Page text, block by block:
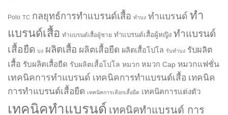
Polo TC กลยุทธ์การทำแบรนด์เสื้อ ทำบง ทำแบรนด์ ทำ
แบรนด์เสื้อ ทำแบรนด์เสื้อผู้ชาย ทำแบรนด์เสื้อผู้หญิง ทำแบรนด์
เสื้อยืด บง ผลิตเสื้อ ผลิตเสื้อยืด ผลิตเสื้อโปโล รับทำบง รับผลิต
เสื้อ รับผลิตเสื้อยืด รับผลิตเสื้อโปโล หมวก หมวก Cap หมวกแฟชั่น
เทคนิคการทำแบรนด์ เทคนิคการทำแบรนด์เสื้อ เทคนิค
การทำแบรนด์เสื้อยืด เทคนิคการเลือกเสื้อยืด เทคนิคการแต่งตัว
เทคนิคทำแบรนด์ เทคนิคทำแบรนด์ การ